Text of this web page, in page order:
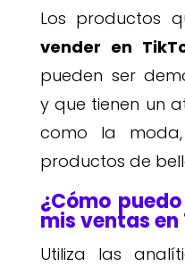
Los productos
vender en
pueden ser
y que tienen un
como la
productos de
¿Cómo
mis ventas en
Utiliza las